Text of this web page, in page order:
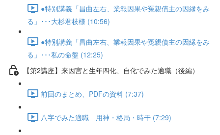
●特別講義「昌曲左右、業報因果や冤親債主の因縁をみ
る」･･･大杉君枝様 (10:56)
●特別講義「昌曲左右、業報因果や冤親債主の因縁をみ
る」･･･私の命盤 (12:25)
【第2講座】来因宮と生年四化、自化でみた適職（後編）
前回のまとめ、PDFの資料 (7:37)
八字でみた適職 用神・格局・時干 (7:29)